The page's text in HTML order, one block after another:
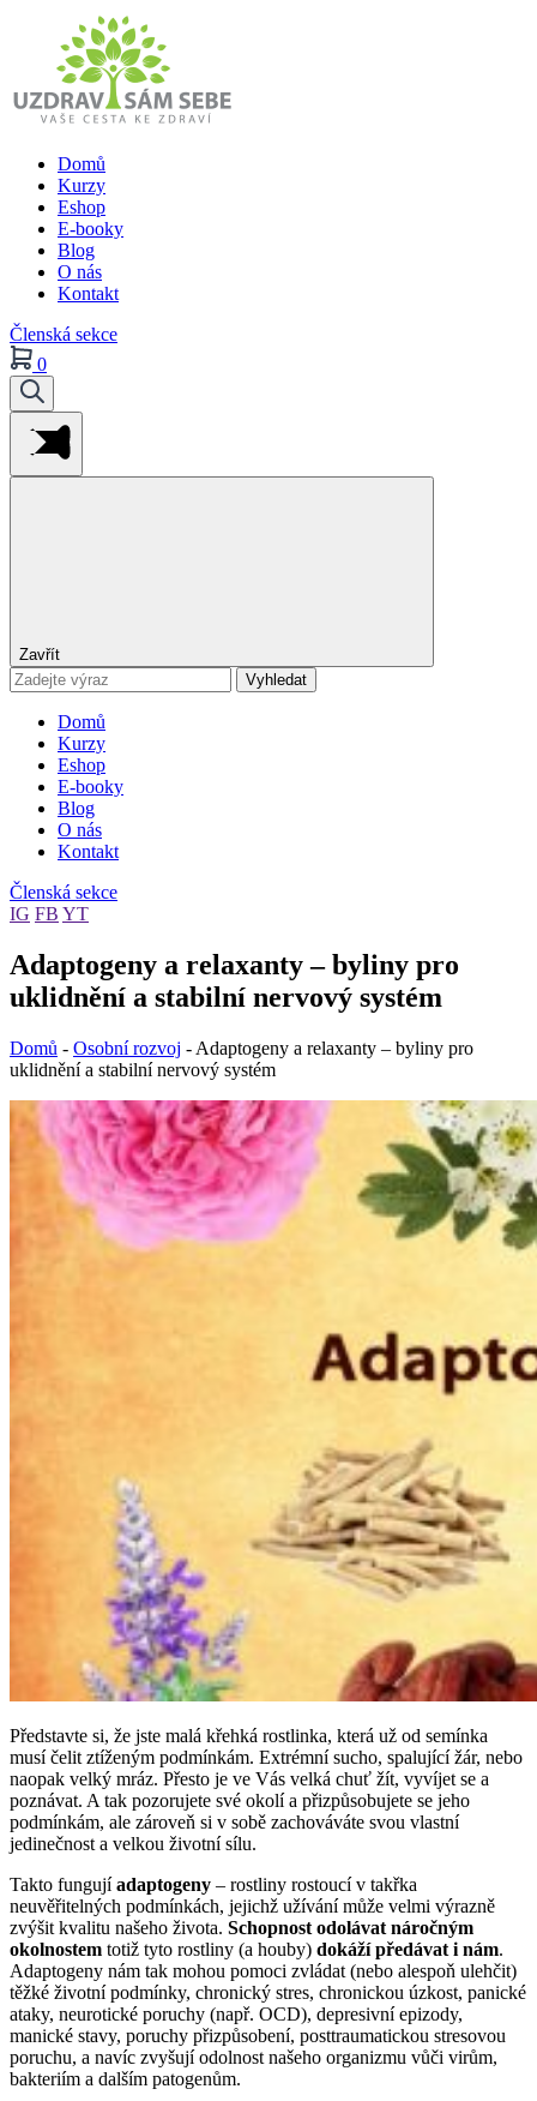
Domů
Kurzy
Eshop
E-booky
Blog
O nás
Kontakt
Členská sekce
0
Zavřít
Vyhledat
Domů
Kurzy
Eshop
E-booky
Blog
O nás
Kontakt
Členská sekce
IG FB YT
Adaptogeny a relaxanty – byliny pro
uklidnění a stabilní nervový systém
Domů - Osobní rozvoj - Adaptogeny a relaxanty – byliny pro
uklidnění a stabilní nervový systém
Představte si, že jste malá křehká rostlinka, která už od semínka
musí čelit ztíženým podmínkám. Extrémní sucho, spalující žár, nebo
naopak velký mráz. Přesto je ve Vás velká chuť žít, vyvíjet se a
poznávat. A tak pozorujete své okolí a přizpůsobujete se jeho
podmínkám, ale zároveň si v sobě zachováváte svou vlastní
jedinečnost a velkou životní sílu.
Takto fungujíadaptogeny – rostliny rostoucí v takřka
neuvěřitelných podmínkách, jejichž užívání může velmi výrazně
zvýšit kvalitu našeho života. Schopnost odolávat náročným
okolnostem totiž tyto rostliny (a houby) dokáží předávat i nám.
Adaptogeny nám tak mohou pomoci zvládat (nebo alespoň ulehčit)
těžké životní podmínky, chronický stres, chronickou úzkost, panické
ataky, neurotické poruchy (např. OCD), depresivní epizody,
manické stavy, poruchy přizpůsobení, posttraumatickou stresovou
poruchu, a navíc zvyšují odolnost našeho organizmu vůči virům,
bakteriím a dalším patogenům.